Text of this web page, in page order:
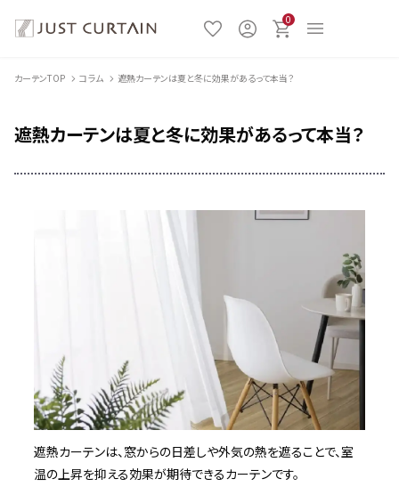
0
カーテンTOP コラム 遮熱カーテンは夏と冬に効果があるって本当？
遮熱カーテンは夏と冬に効果があるって本当？
遮熱カーテンは、窓からの日差しや外気の熱を遮ることで、室
温の上昇を抑える効果が期待できるカーテンです。